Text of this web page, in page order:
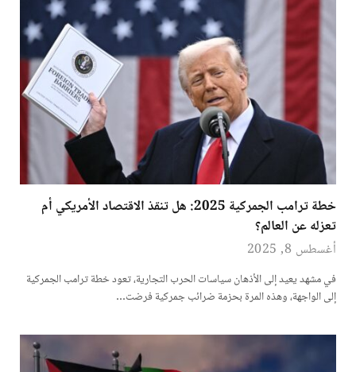
خطة ترامب الجمركية 2025: هل تنقذ الاقتصاد الأمريكي أم
تعزله عن العالم؟
أغسطس 8, 2025
في مشهد يعيد إلى الأذهان سياسات الحرب التجارية، تعود خطة ترامب الجمركية
إلى الواجهة، وهذه المرة بحزمة ضرائب جمركية فرضت…